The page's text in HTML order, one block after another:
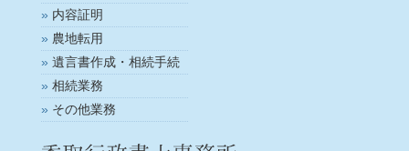
内容証明
農地転用
遺言書作成・相続手続
相続業務
その他業務